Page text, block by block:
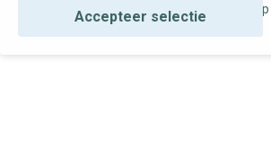
gepersonaliseerde online advertenties en
Accepteer selectie